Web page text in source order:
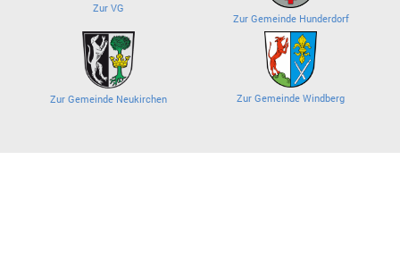
Zur VG
Zur Gemeinde Hunderdorf
Zur Gemeinde Neukirchen Zur Gemeinde Windberg